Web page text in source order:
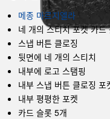
메종 마르지엘라
네 개의 스티치 포켓 카드
스냅 버튼 클로징
뒷면에 네 개의 스티치
내부에 로고 스탬핑
내부 스냅 버튼 클로징 포
내부 평평한 포켓
카드 슬롯 5개